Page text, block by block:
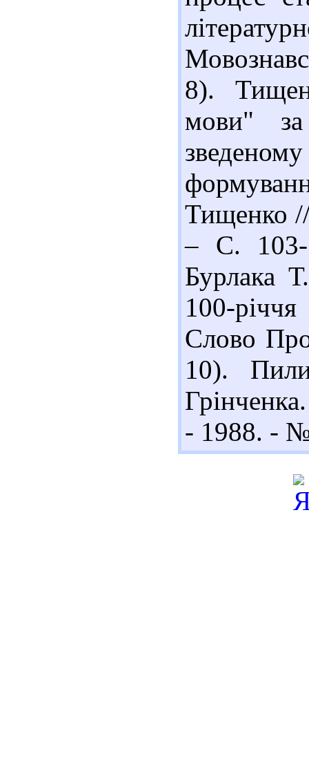
8).
мови"
Тищенко
– С. 103-
Бурлака
100-
Слово
10).
- 1988. -